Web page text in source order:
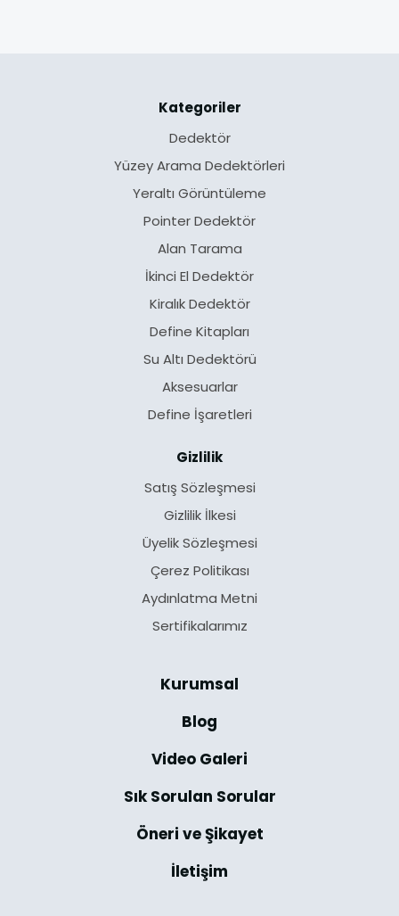
Kategoriler
Dedektör
Yüzey Arama Dedektörleri
Yeraltı Görüntüleme
Pointer Dedektör
Alan Tarama
İkinci El Dedektör
Kiralık Dedektör
Define Kitapları
Su Altı Dedektörü
Aksesuarlar
Define İşaretleri
Gizlilik
Satış Sözleşmesi
Gizlilik İlkesi
Üyelik Sözleşmesi
Çerez Politikası
Aydınlatma Metni
Sertifikalarımız
Kurumsal
Blog
Video Galeri
Sık Sorulan Sorular
Öneri ve Şikayet
İletişim